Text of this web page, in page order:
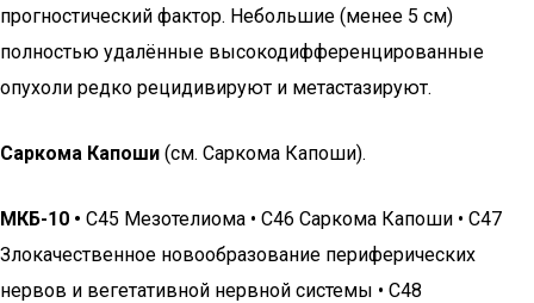
прогностический фактор. Небольшие (менее 5 см)
полностью удалённые высокодифференцированные
опухоли редко рецидивируют и метастазируют.
Саркома Капоши (см. Саркома Капоши).
МКБ-10 • C45 Мезотелиома • C46 Саркома Капоши • C47
Злокачественное новообразование периферических
нервов и вегетативной нервной системы • C48